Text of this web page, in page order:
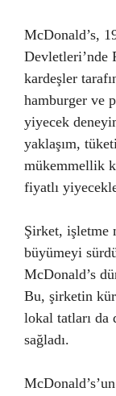
McDonald’s,
Devletleri’nde
kardeşler
hamburger ve
yiyecek
yaklaşım,
mükemmellik
fiyatlı
Şirket, işletme
büyümeyi
McDonald’s
Bu, şirketin
lokal tatları da
sağladı.